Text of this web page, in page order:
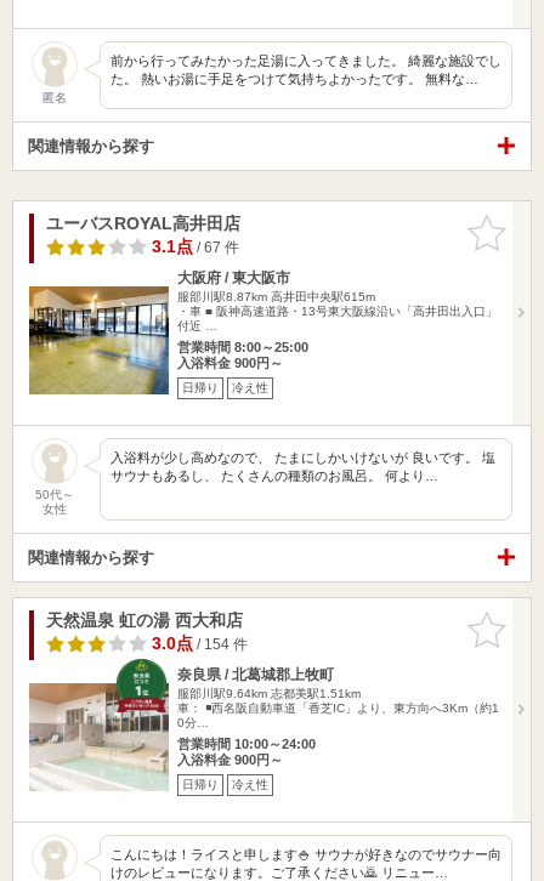
匿名
前から行ってみたかった足湯に入ってきました。 綺麗な施設でし
た。 熱いお湯に手足をつけて気持ちよかったです。 無料な…
関連情報から探す
お気に入
りに追加
ユーバスROYAL高井田店
3.1点/ 67 件
大阪府 / 東大阪市
服部川駅8.87km 高井田中央駅615m
・車 ■ 阪神高速道路・13号東大阪線沿い「高井田出入口」
付近 …
営業時間 8:00～25:00
入浴料金 900円～
日帰り 冷え性
50代～
女性
入浴料が少し高めなので、 たまにしかいけないが 良いです。 塩
サウナもあるし、 たくさんの種類のお風呂。 何より…
関連情報から探す
お気に入
りに追加
天然温泉 虹の湯 西大和店
3.0点/ 154 件
奈良県 / 北葛城郡上牧町
服部川駅9.64km 志都美駅1.51km
車： ◾️西名阪自動車道「香芝IC」より、東方向へ3Km（約1
0分…
営業時間 10:00～24:00
入浴料金 900円～
日帰り 冷え性
こんにちは！ライスと申します🍚 サウナが好きなのでサウナー向
けのレビューになります。ご了承ください🙇 リニュー…